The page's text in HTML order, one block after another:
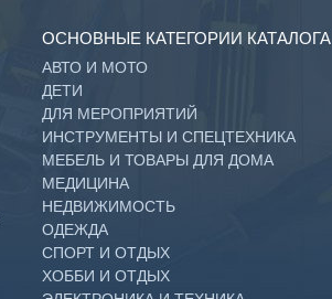
ОСНОВНЫЕ КАТЕГОРИИ КАТАЛОГА
АВТО И МОТО
ДЕТИ
ДЛЯ МЕРОПРИЯТИЙ
ИНСТРУМЕНТЫ И СПЕЦТЕХНИКА
МЕБЕЛЬ И ТОВАРЫ ДЛЯ ДОМА
МЕДИЦИНА
НЕДВИЖИМОСТЬ
ОДЕЖДА
СПОРТ И ОТДЫХ
ХОББИ И ОТДЫХ